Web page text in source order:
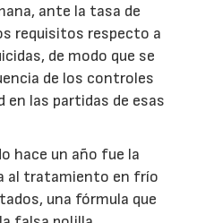
ante la tasa de
requisitos respecto a
de modo que se
de los controles
en las partidas de esas
hace un año fue la
al tratamiento en frío
una fórmula que